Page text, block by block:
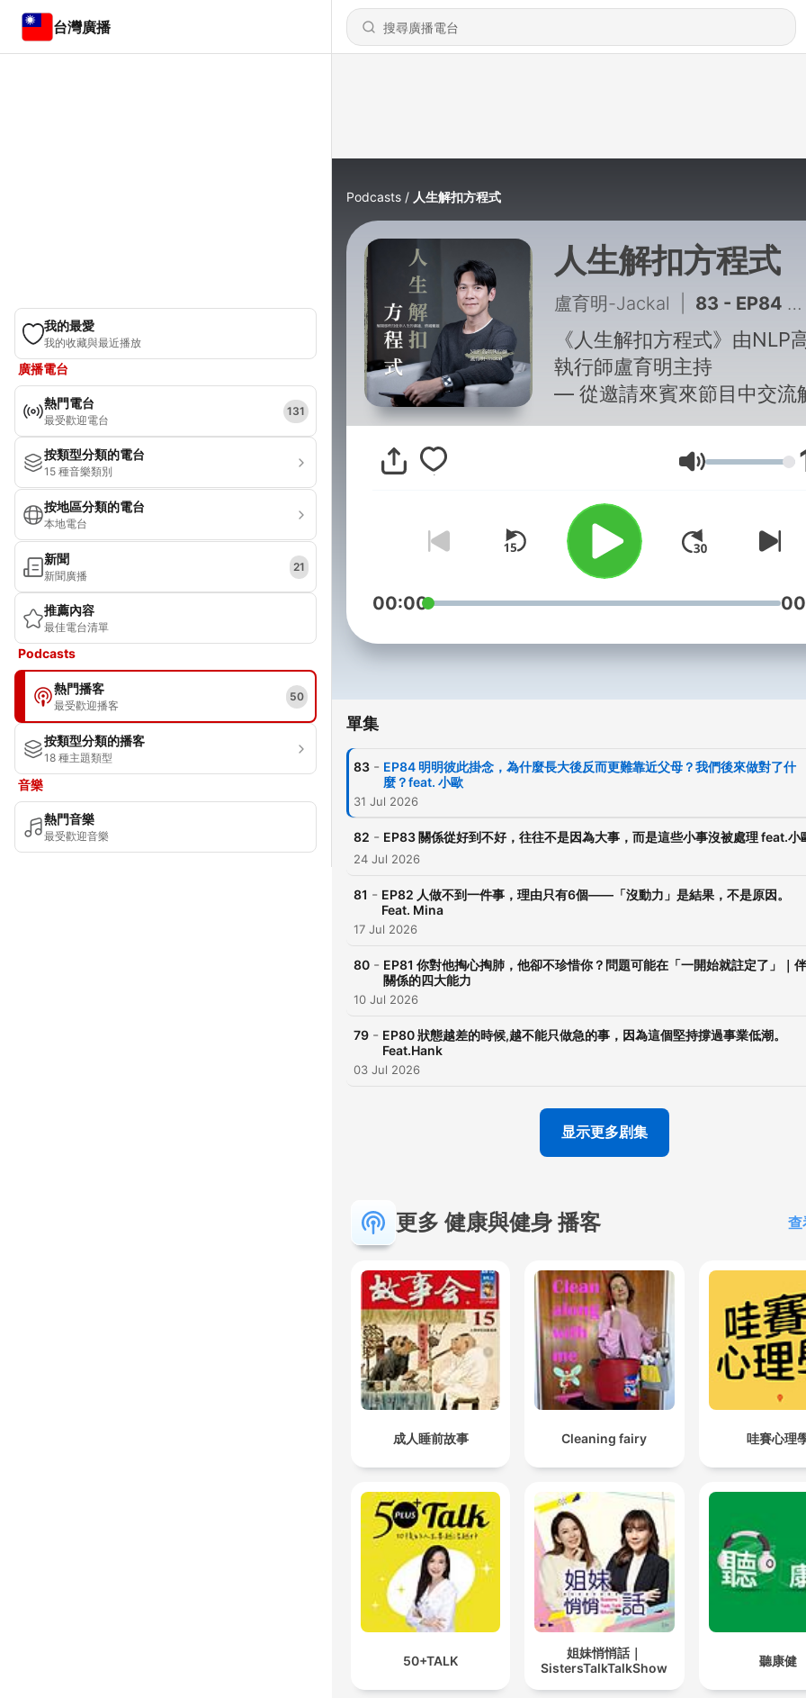
台灣廣播
我的最愛
我的收藏與最近播放
廣播電台
熱門電台
最受歡迎電台
131
按類型分類的電台
15 種音樂類別
按地區分類的電台
本地電台
新聞
新聞廣播
21
推薦內容
最佳電台清單
Podcasts
熱門播客
最受歡迎播客
50
按類型分類的播客
18 種主題類型
音樂
熱門音樂
最受歡迎音樂
Podcasts 人生解扣方程式
人生解扣方程式
盧育明-Jackal 83 - EP84 明明彼此掛念，為什麼長大後反而更難靠近父母？我們後來做對了什麼？feat. 小歐
《人生解扣方程式》由NLP
執行師盧育明主持
— 從邀請來賓來節目中交流
情緒或是溝通議題的方式或
— 或是《傑扣叔叔跟你說》
— 以及《傑扣用心說》由傑
選溝通、談判、自我對話、
關主題
分享更深入的探討及方法，
們一起解開那些扣住我們的
你，
音量
00:00
單集
83 - EP84 明明彼此掛念，為什麼長大後反而更難靠近父母？我們後來做對了什
麼？feat. 小歐
31 Jul 2026
82 - EP83 關係從好到不好，往往不是因為大事，而是這些小事沒被處理 feat.小
24 Jul 2026
81 - EP82 人做不到一件事，理由只有6個——「沒動力」是結果，不是原因。
Feat. Mina
17 Jul 2026
80 - EP81 你對他掏心掏肺，他卻不珍惜你？問題可能在「一開始就註定了」｜
關係的四大能力
10 Jul 2026
79 - EP80 狀態越差的時候,越不能只做急的事，因為這個堅持撐過事業低潮。
Feat.Hank
03 Jul 2026
显示更多剧集
更多 健康與健身 播客 查
成人睡前故事 Cleaning fairy 哇賽心理
50+TALK
姐妹悄悄話｜
SistersTalkTalkShow
聽康健